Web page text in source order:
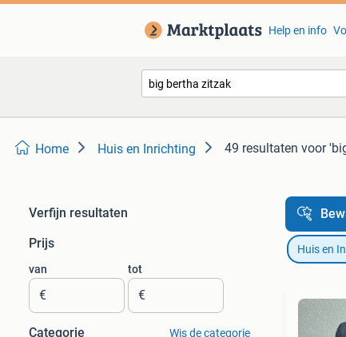
Help en info
Home Huis en Inrichting 49 resultaten voor
Verfijn resultaten
Prijs
van
€
tot
€
Categorie Wis de categorie
Huis en